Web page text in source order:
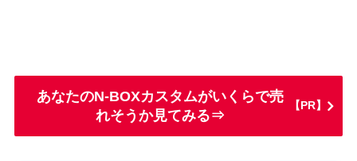
あなたのN-BOXカスタムがいくらで売
れそうか見てみる⇒
【PR】